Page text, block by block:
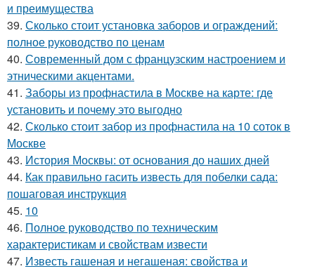
и преимущества
39. Сколько стоит установка заборов и ограждений:
полное руководство по ценам
40. Современный дом с французским настроением и
этническими акцентами.
41. Заборы из профнастила в Москве на карте: где
установить и почему это выгодно
42. Сколько стоит забор из профнастила на 10 соток в
Москве
43. История Москвы: от основания до наших дней
44. Как правильно гасить известь для побелки сада:
пошаговая инструкция
45. 10
46. Полное руководство по техническим
характеристикам и свойствам извести
47. Известь гашеная и негашеная: свойства и